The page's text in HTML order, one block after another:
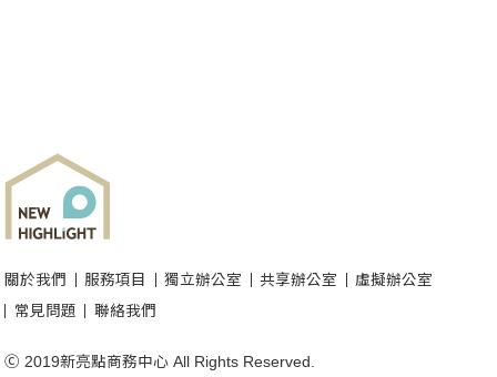
關於我們 服務項目 獨立辦公室 共享辦公室
虛擬辦公室
常見問題
聯絡我們
Ⓒ 2019新亮點商務中心 All Rights Reserved.